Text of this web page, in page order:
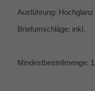
Ausführung: Hochglanz
Briefumschläge: inkl.
Mindestbestellmenge: